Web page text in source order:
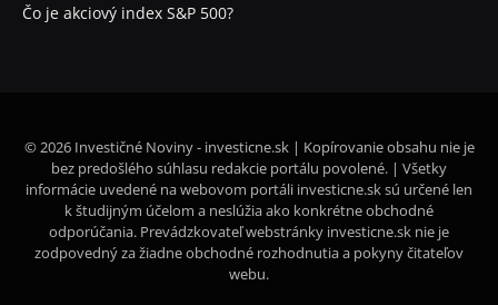
Čo je akciový index S&P 500?
© 2026 Investičné Noviny - investicne.sk | Kopírovanie obsahu nie je
bez predošlého súhlasu redakcie portálu povolené. | Všetky
informácie uvedené na webovom portáli investicne.sk sú určené len
k študijným účelom a neslúžia ako konkrétne obchodné
odporúčania. Prevádzkovateľ webstránky investicne.sk nie je
zodpovedný za žiadne obchodné rozhodnutia a pokyny čitateľov
webu.